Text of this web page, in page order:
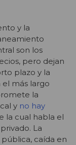
y la
son los
pero dejan
plazo y la
más largo
la
y no hay
la cual habla el
La
caída en